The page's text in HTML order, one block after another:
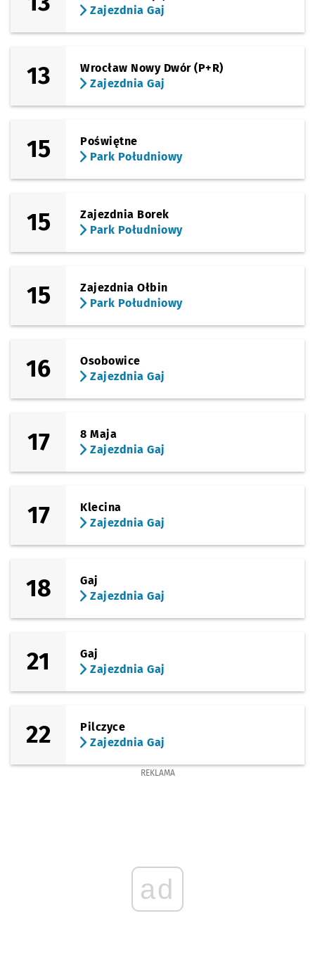
Zajezdnia Gaj
13
Wrocław Nowy Dwór (P+R)
Zajezdnia Gaj
15
Poświętne
Park Południowy
15
Zajezdnia Borek
Park Południowy
15
Zajezdnia Ołbin
Park Południowy
16
Osobowice
Zajezdnia Gaj
17
8 Maja
Zajezdnia Gaj
17
Klecina
Zajezdnia Gaj
18
Gaj
Zajezdnia Gaj
21
Gaj
Zajezdnia Gaj
22
Pilczyce
Zajezdnia Gaj
REKLAMA
ad